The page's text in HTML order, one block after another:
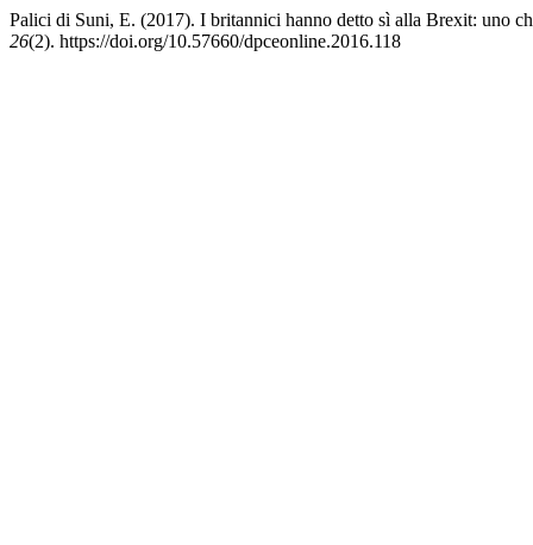
Palici di Suni, E. (2017). I britannici hanno detto sì alla Brexit: uno
26(2). https://doi.org/10.57660/dpceonline.2016.118